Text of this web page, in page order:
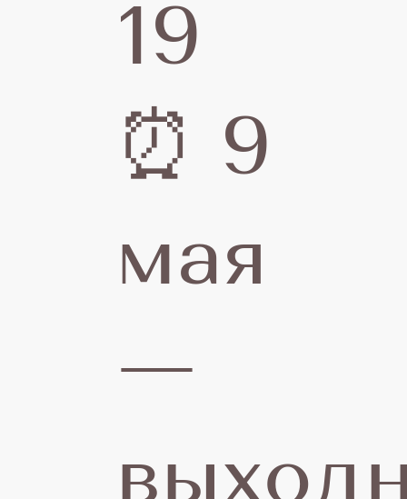
19
⏰ 9
мая
—